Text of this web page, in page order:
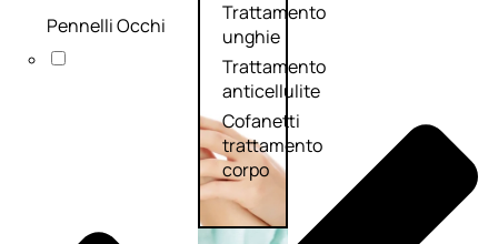
Trattamento
unghie
Trattamento
anticellulite
Cofanetti
trattamento
corpo
Pennelli Occhi